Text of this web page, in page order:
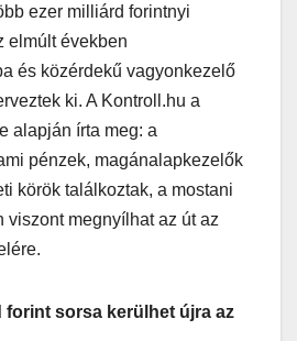
ezer milliárd forintnyi
elmúlt években
és közérdekű vagyonkezelő
ki. A Kontroll.hu a
alapján írta meg: a
pénzek, magánalapkezelők
körök találkoztak, a mostani
viszont megnyílhat az út az
forint sorsa kerülhet újra az